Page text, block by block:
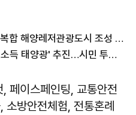
포항시, 1조3500억원 투입 복합 해양레저관광도시 조성 본격화
포항시, 전국 첫 '산단형 햇빛소득 태양광' 추진…시민 투자로 에너지 자립
페이스페인팅, 교통안전
소방안전체험, 전통혼례